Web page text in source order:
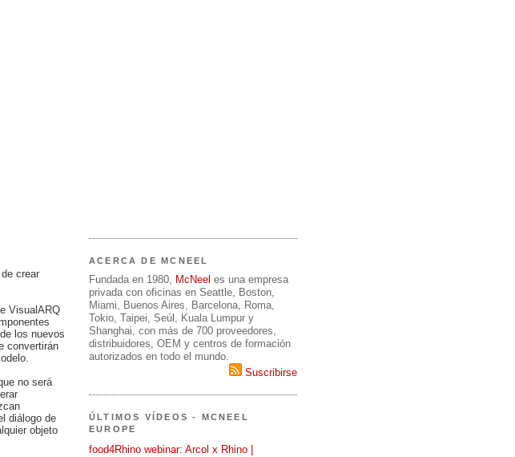
crear
VisualARQ
los nuevos
convertirán
no será
diálogo de
objeto
ACERCA DE MCNEEL
Fundada en 1980, McNeel es una empresa
privada con oficinas en Seattle, Boston,
Miami, Buenos Aires, Barcelona, Roma,
Tokio, Taipei, Seúl, Kuala Lumpur y
Shanghai, con más de 700 proveedores,
distribuidores, OEM y centros de formación
autorizados en todo el mundo.
Suscribirse
ÚLTIMOS VÍDEOS - MCNEEL
EUROPE
food4Rhino webinar: Arcol x Rhino |